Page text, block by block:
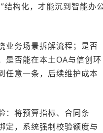
结构化，才能沉到智能办
业务场景拆解流程；是否
是否能在本土OA与信创环
任意一条，后续维护成本
：将预算指标、合同条
定，系统强制校验额度与